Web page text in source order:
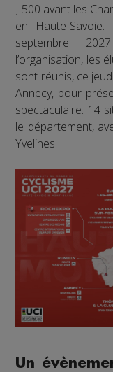
J-500 avant les
en Haute-
septembre
l’organisation, les
sont réunis, ce
Annecy, pour
spectaculaire. 14
le département,
Yvelines.
Un